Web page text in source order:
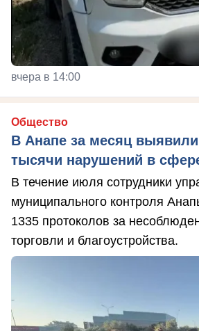
вчера в 14:00
Общество
В Анапе за месяц
тысячи нарушений в
В течение июля сотрудники
муниципального контроля
1335 протоколов за
торговли и благоустройства.